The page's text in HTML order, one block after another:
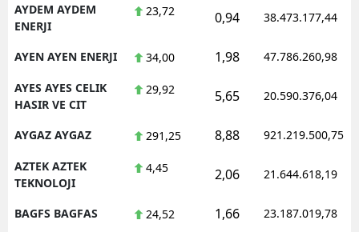
AYDEM AYDEM
ENERJI
23,72 0,94 38.473.177,44
AYEN AYEN ENERJI 34,00 1,98 47.786.260,98
AYES AYES CELIK
HASIR VE CIT
29,92 5,65 20.590.376,04
AYGAZ AYGAZ 291,25 8,88 921.219.500,75
AZTEK AZTEK
TEKNOLOJI
4,45 2,06 21.644.618,19
BAGFS BAGFAS 24,52 1,66 23.187.019,78